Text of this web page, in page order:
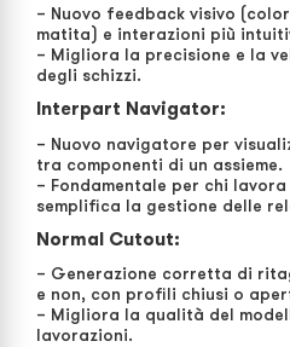
– Nuovo feedback visivo
matita) e interazioni più
– Migliora la precisione e la
degli schizzi.
Interpart Navigator:
– Nuovo navigatore per
tra componenti di un assieme.
– Fondamentale per chi
semplifica la gestione delle
Normal Cutout:
– Generazione corretta di
e non, con profili chiusi o
– Migliora la qualità del
lavorazioni.